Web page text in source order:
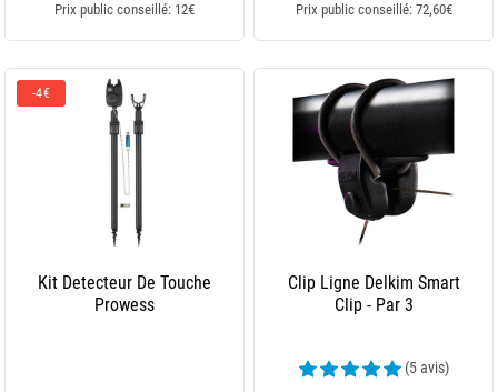
Prix public conseillé: 12€ Prix public conseillé: 72,60€
-4€
Kit Detecteur De Touche
Prowess
Clip Ligne Delkim Smart
Clip - Par 3
(5 avis)